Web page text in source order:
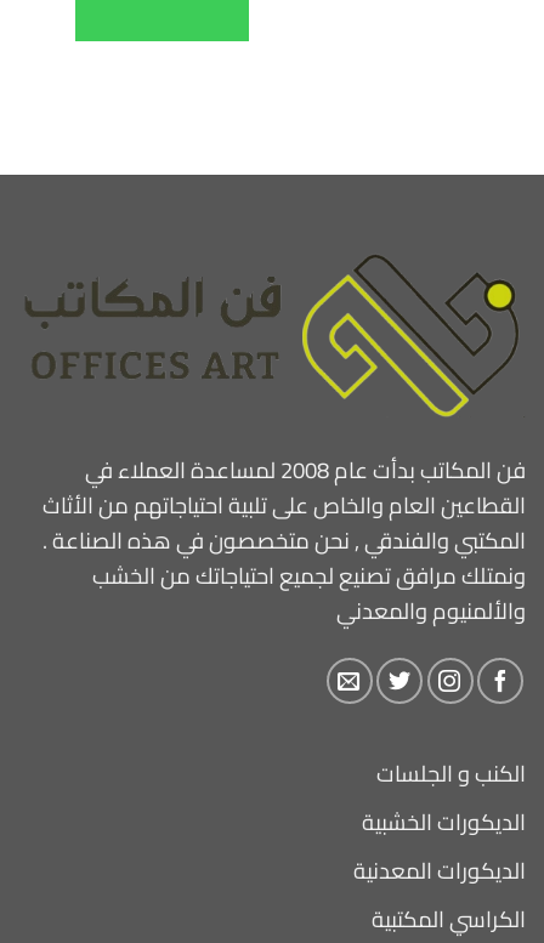
فن المكاتب بدأت عام 2008 لمساعدة العملاء في
القطاعين العام والخاص على تلبية احتياجاتهم من الأثاث
المكتبي والفندقي , نحن متخصصون في هذه الصناعة .
ونمتلك مرافق تصنيع لجميع احتياجاتك من الخشب
والألمنيوم والمعدني
الكنب و الجلسات
الديكورات الخشبية
الديكورات المعدنية
الكراسي المكتبية